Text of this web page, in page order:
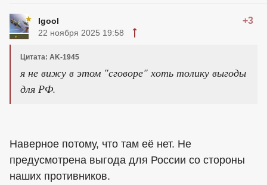
Igool +3
22 ноября 2025 19:58
Цитата: AK-1945
я не вижу в этом "сговоре" хоть толику выгоды
для РФ.
Наверное потому, что там её нет. Не
предусмотрена выгода для России со стороны
наших противников.